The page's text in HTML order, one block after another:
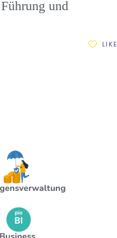
und
LIKE